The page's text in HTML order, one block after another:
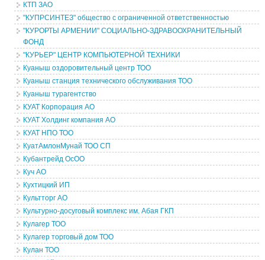
КТП ЗАО
"КУПРСИНТЕЗ" общество с ограниченной ответственностью
"КУРОРТЫ АРМЕНИИ" СОЦИАЛЬНО-ЗДРАВООХРАНИТЕЛЬНЫЙ
ФОНД
"КУРЬЕР" ЦЕНТР КОМПЬЮТЕРНОЙ ТЕХНИКИ
Куаныш оздоровительный центр ТОО
Куаныш станция технического обслуживания ТОО
Куаныш турагентство
КУАТ Корпорация АО
КУАТ Холдинг компания АО
КУАТ НПО ТОО
КуатАмлонМунай ТОО СП
Кубантрейд ОсОО
Куч АО
Кухтицкий ИП
Культторг АО
Культурно-досуговый комплекс им. Абая ГКП
Кулагер ТОО
Кулагер торговый дом ТОО
Кулан ТОО